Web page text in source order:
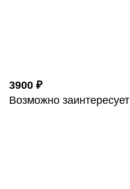
3900 ₽
Возможно заинтересует